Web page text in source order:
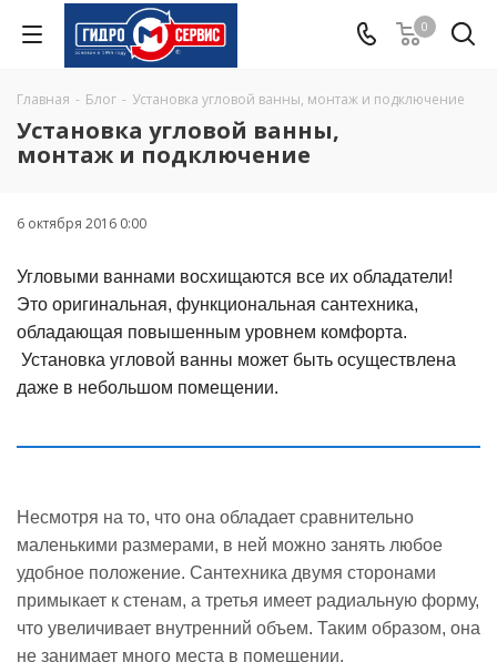
0
Главная - Блог - Установка угловой ванны, монтаж и подключение
Установка угловой ванны,
монтаж и подключение
6 октября 2016 0:00
Угловыми ваннами восхищаются все их обладатели!
Это оригинальная, функциональная сантехника,
обладающая повышенным уровнем комфорта.
Установка угловой ванны может быть осуществлена
даже в небольшом помещении.
Несмотря на то, что она обладает сравнительно
маленькими размерами, в ней можно занять любое
удобное положение. Сантехника двумя сторонами
примыкает к стенам, а третья имеет радиальную форму,
что увеличивает внутренний объем. Таким образом, она
не занимает много места в помещении.